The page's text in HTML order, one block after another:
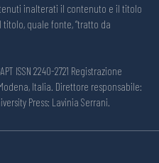
inalterati il contenuto e il titolo
quale fonte, “tratto da
ISSN 2240-2721 Registrazione
Italia. Direttore responsabile:
Press: Lavinia Serrani.